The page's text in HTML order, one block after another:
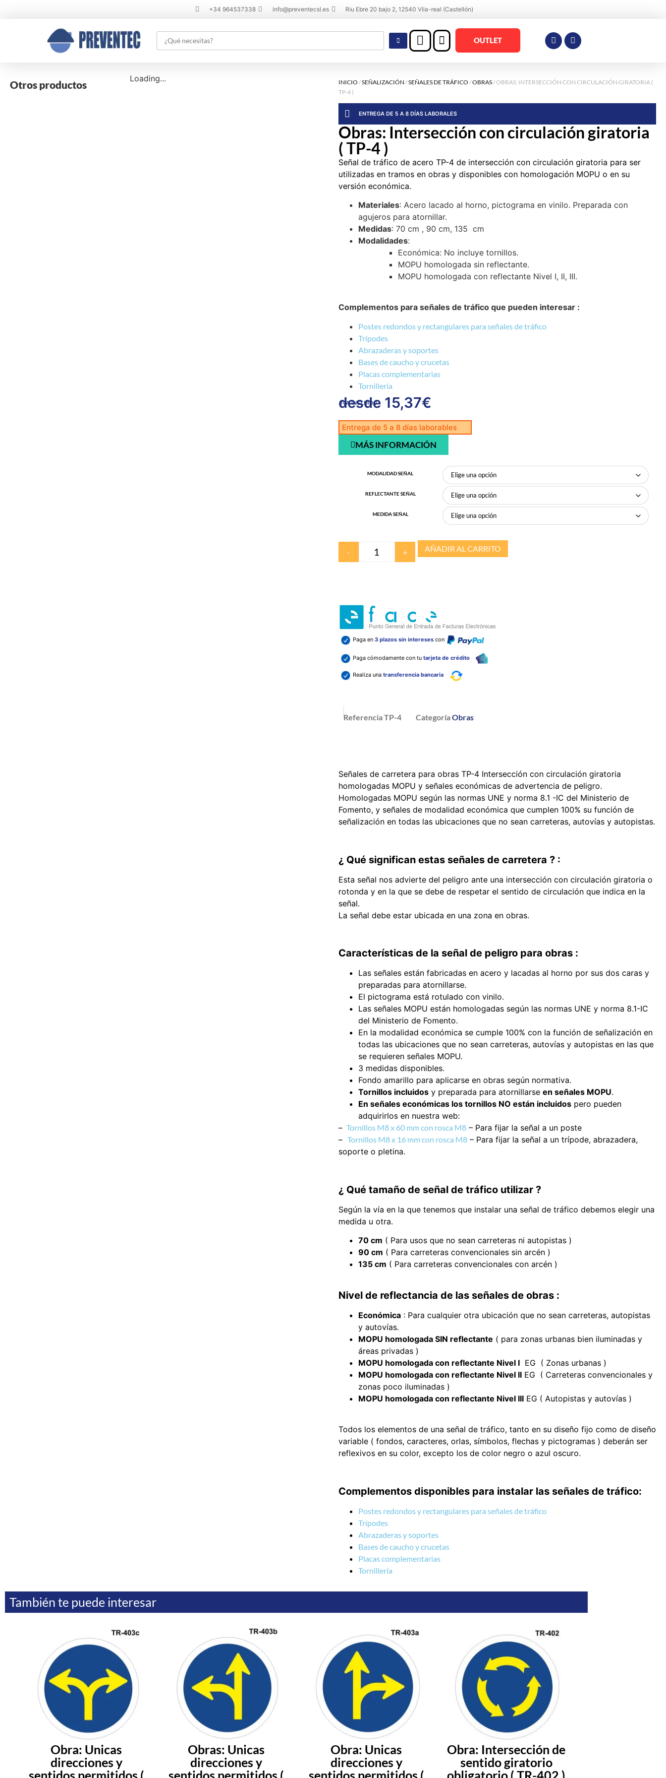
+34 964537338 info@preventecsl.es Riu Ebre 20 bajo 2, 12540 Vila-real (Castellón)
OUTLET
Otros productos Loading... INICIO /SEÑALIZACIÓN /SEÑALES DE TRÁFICO /OBRAS/ OBRAS: INTERSECCIÓN CON CIRCULACIÓN GIRATORIA (
TP-4 )
ENTREGA DE 5 A 8 DÍAS LABORALES
Obras: Intersección con circulación giratoria
( TP-4 )
Señal de tráfico de acero TP-4 de intersección con circulación giratoria para ser
utilizadas en tramos en obras y disponibles con homologación MOPU o en su
versión económica.
Materiales: Acero lacado al horno, pictograma en vinilo. Preparada con
agujeros para atornillar.
Medidas: 70 cm , 90 cm, 135 cm
Modalidades:
Económica: No incluye tornillos.
MOPU homologada sin reflectante.
MOPU homologada con reflectante Nivel I, II, III.
Complementos para señales de tráfico que pueden interesar :
Postes redondos y rectangulares para señales de tráfico
Trípodes
Abrazaderas y soportes
Bases de caucho y crucetas
Placas complementarias
Tornillería
desde 15,37€
IVA INCLUIDO
Entrega de 5 a 8 días laborables
MÁS INFORMACIÓN
MODALIDAD SEÑAL
REFLECTANTE SEÑAL
MEDIDA SEÑAL
- + AÑADIR AL CARRITO
Paga en 3 plazos sin intereses con
Paga cómodamente con tu tarjeta de crédito
Realiza una transferencia bancaria
ReferenciaTP-4 CategoríaObras
Señales de carretera para obras TP-4 Intersección con circulación giratoria
homologadas MOPU y señales económicas de advertencia de peligro.
Homologadas MOPU según las normas UNE y norma 8.1 -IC del Ministerio de
Fomento, y señales de modalidad económica que cumplen 100% su función de
señalización en todas las ubicaciones que no sean carreteras, autovías y autopistas.
¿ Qué significan estas señales de carretera ? :
Esta señal nos advierte del peligro ante una intersección con circulación giratoria o
rotonda y en la que se debe de respetar el sentido de circulación que indica en la
señal.
La señal debe estar ubicada en una zona en obras.
Características de la señal de peligro para obras :
Las señales están fabricadas en acero y lacadas al horno por sus dos caras y
preparadas para atornillarse.
El pictograma está rotulado con vinilo.
Las señales MOPU están homologadas según las normas UNE y norma 8.1-IC
del Ministerio de Fomento.
En la modalidad económica se cumple 100% con la función de señalización en
todas las ubicaciones que no sean carreteras, autovías y autopistas en las que
se requieren señales MOPU.
3 medidas disponibles.
Fondo amarillo para aplicarse en obras según normativa.
Tornillos incluidosy preparada para atornillarse en señales MOPU.
En señales económicas los tornillos NO están incluidospero pueden
adquirirlos en nuestra web:
– Tornillos M8 x 60 mm con rosca M8– Para fijar la señal a un poste
– Tornillos M8 x 16 mm con rosca M8– Para fijar la señal a un trípode, abrazadera,
soporte o pletina.
¿ Qué tamaño de señal de tráfico utilizar ?
Según la vía en la que tenemos que instalar una señal de tráfico debemos elegir una
medida u otra.
70 cm ( Para usos que no sean carreteras ni autopistas )
90 cm ( Para carreteras convencionales sin arcén )
135 cm ( Para carreteras convencionales con arcén )
Nivel de reflectancia de las señales de obras :
Económica: Para cualquier otra ubicación que no sean carreteras, autopistas
y autovías.
MOPU homologada SIN reflectante ( para zonas urbanas bien iluminadas y
áreas privadas )
MOPU homologada con reflectante Nivel IEG ( Zonas urbanas )
MOPU homologada con reflectante Nivel IIEG ( Carreteras convencionales y
zonas poco iluminadas )
MOPU homologada con reflectante Nivel IIIEG ( Autopistas y autovías )
Todos los elementos de una señal de tráfico, tanto en su diseño fijo como de diseño
variable ( fondos, caracteres, orlas, símbolos, flechas y pictogramas ) deberán ser
reflexivos en su color, excepto los de color negro o azul oscuro.
Complementos disponibles para instalar las señales de tráfico:
Postes redondos y rectangulares para señales de tráfico
Trípodes
Abrazaderas y soportes
Bases de caucho y crucetas
Placas complementarias
Tornillería
También te puede interesar
Obra: Unicas
direcciones y
sentidos permitidos (
Obras: Unicas
direcciones y
sentidos permitidos (
Obra: Unicas
direcciones y
sentidos permitidos (
Obra: Intersección de
sentido giratorio
obligatorio ( TR-402 )